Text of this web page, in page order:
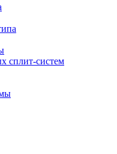
сплит-систем